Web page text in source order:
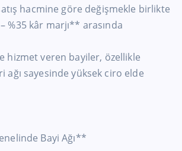
hacmine göre değişmekle birlikte
%35 kâr marjı** arasında
hizmet veren bayiler, özellikle
ağı sayesinde yüksek ciro elde
Bayi Ağı**